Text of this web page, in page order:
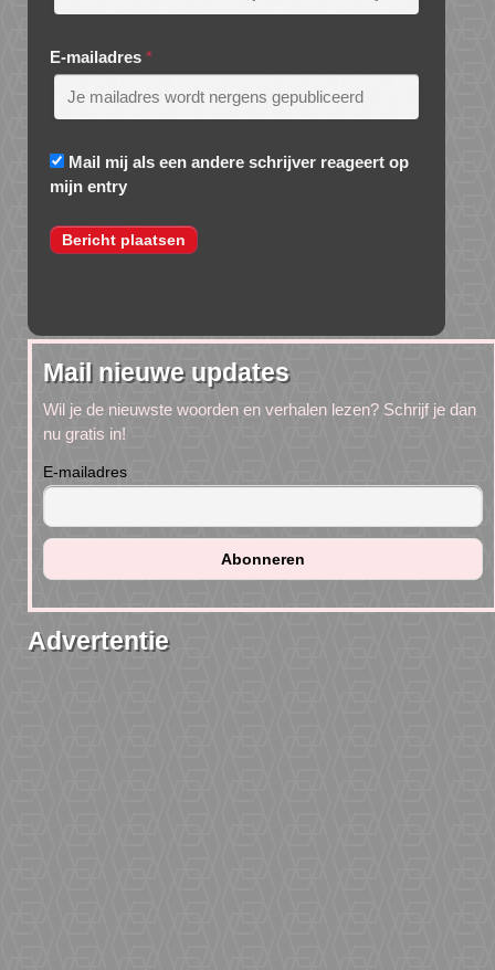
E-mailadres *
Mail mij als een andere schrijver reageert op
mijn entry
Mail nieuwe updates
Wil je de nieuwste woorden en verhalen lezen? Schrijf je dan
nu gratis in!
E-mailadres
Advertentie